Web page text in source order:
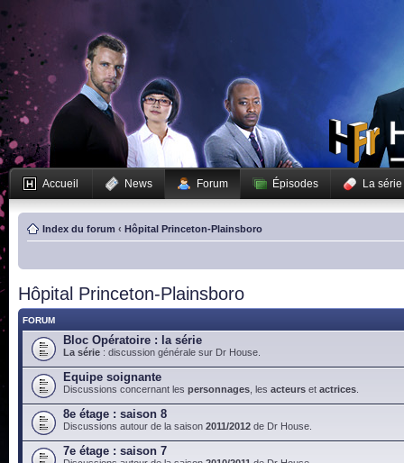
Accueil News Forum Épisodes La série
Index du forum ‹ Hôpital Princeton-Plainsboro
Hôpital Princeton-Plainsboro
FORUM
Bloc Opératoire : la série
La série : discussion générale sur Dr House.
Equipe soignante
Discussions concernant les personnages , les acteurs et actrices
8e étage : saison 8
Discussions autour de la saison 2011/2012 de Dr House.
7e étage : saison 7